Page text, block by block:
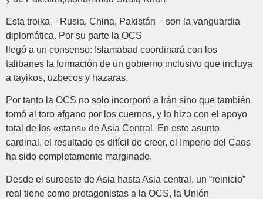
Esta troika – Rusia, China, Pakistán – son la vanguardia
diplomática. Por su parte la OCS
llegó a un consenso: Islamabad coordinará con los
talibanes la formación de un gobierno inclusivo que incluya
a tayikos, uzbecos y hazaras.
Por tanto la OCS no solo incorporó a Irán sino que también
tomó al toro afgano por los cuernos, y lo hizo con el apoyo
total de los «stans» de Asia Central. En este asunto
cardinal, el resultado es difícil de creer, el Imperio del Caos
ha sido completamente marginado.
Desde el suroeste de Asia hasta Asia central, un “reinicio”
real tiene como protagonistas a la OCS, la Unión